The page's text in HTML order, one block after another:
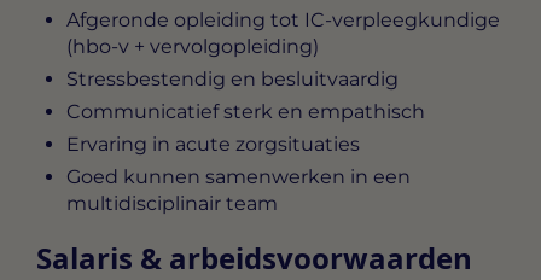
Afgeronde opleiding tot IC-verpleegkundige
(hbo-v + vervolgopleiding)
Stressbestendig en besluitvaardig
Communicatief sterk en empathisch
Ervaring in acute zorgsituaties
Goed kunnen samenwerken in een
multidisciplinair team
Salaris & arbeidsvoorwaarden